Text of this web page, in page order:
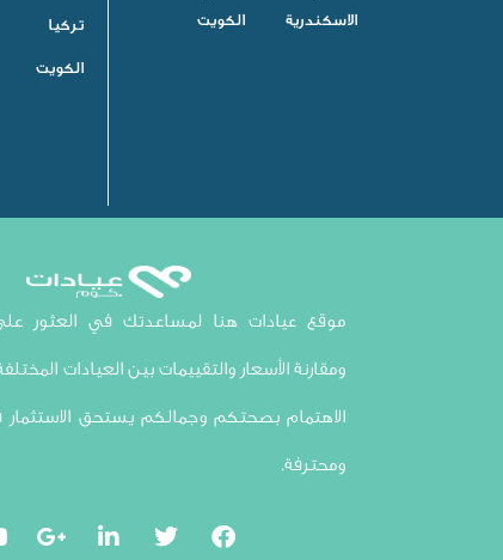
الاسكندرية
الكويت تركيا
الكويت
موقع عيادات هنا لمساعدتك في العثور على
ومقارنة الأسعار والتقييمات بين العيادات
الاهتمام بصحتكم وجمالكم يستحق
ومحترفة.